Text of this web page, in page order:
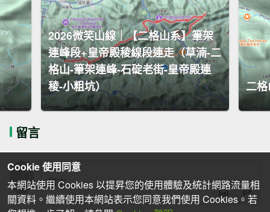
2026微笑山線｜【二格山系】筆架
連峰段+皇帝殿稜線段連走（草湳-二
格山-筆架連峰-石碇老街-皇帝殿連
稜-小粗坑）
二
留言
Cookie 使用同意
本網站使用 Cookies 以提昇您的使用體驗及統計網路流量相
關資料。繼續使用本網站表示您同意我們使用 Cookies。若